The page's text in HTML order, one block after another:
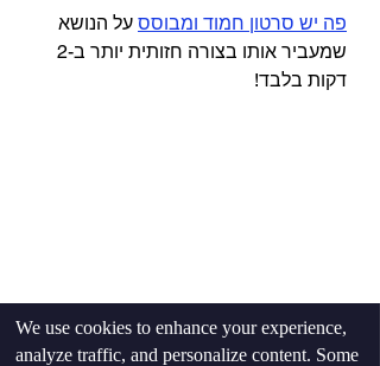
פה יש סרטון חמוד ומבוסס על הנושא
דקות בלבד!
We use cookies to enhance your experience,
analyze traffic, and personalize content. Some